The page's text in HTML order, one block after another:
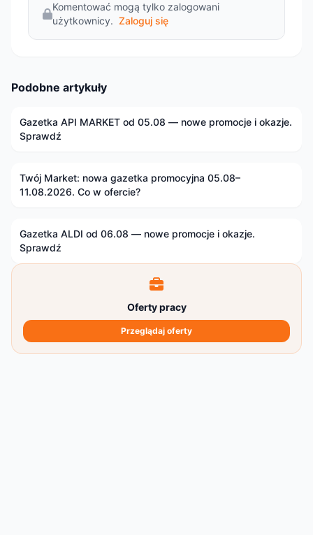
Komentować mogą tylko zalogowani
użytkownicy. Zaloguj się
Podobne artykuły
Gazetka API MARKET od 05.08 — nowe promocje i okazje.
Sprawdź
Twój Market: nowa gazetka promocyjna 05.08–
11.08.2026. Co w ofercie?
Gazetka ALDI od 06.08 — nowe promocje i okazje.
Sprawdź
Oferty pracy
Przeglądaj oferty